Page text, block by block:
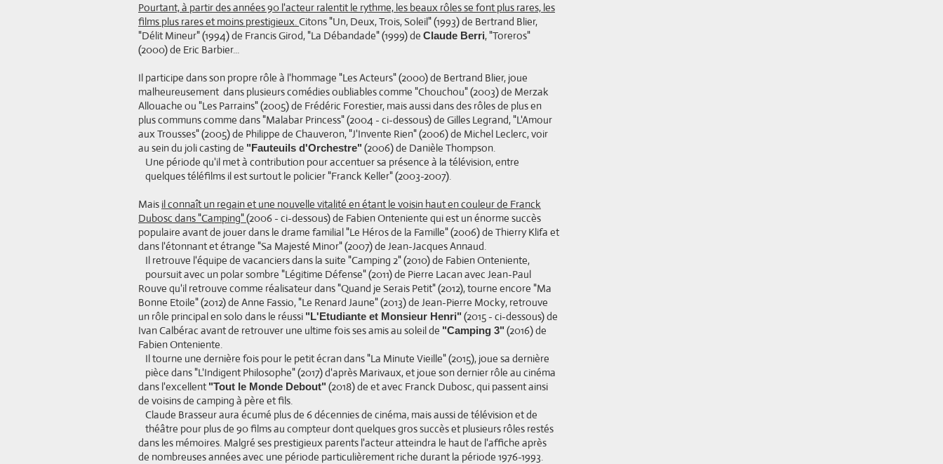
Pourtant, à partir des années 90 l'acteur ralentit le rythme, les beaux rôles se font plus rares, les
films plus rares et moins prestigieux.Citons "Un, Deux, Trois, Soleil" (1993) de Bertrand Blier,
"Délit Mineur" (1994) de Francis Girod, "La Débandade" (1999) de Claude Berri, "Toreros"
(2000) de Eric Barbier...
Il participe dans son propre rôle à l'hommage "Les Acteurs" (2000) de Bertrand Blier, joue
malheureusement dans plusieurs comédies oubliables comme "Chouchou" (2003) de Merzak
Allouache ou "Les Parrains" (2005) de Frédéric Forestier, mais aussi dans des rôles de plus en
plus communs comme dans "Malabar Princess" (2004 - ci-dessous) de Gilles Legrand, "L'Amour
aux Trousses" (2005) de Philippe de Chauveron, "J'Invente Rien" (2006) de Michel Leclerc, voir
au sein du joli casting de "Fauteuils d'Orchestre" (2006) de Danièle Thompson.
Une période qu'il met à contribution pour accentuer sa présence à la télévision, entre
quelques téléfilms il est surtout le policier "Franck Keller" (2003-2007).
Mais il connaît un regain et une nouvelle vitalité en étant le voisin haut en couleur de Franck
Dubosc dans "Camping"(2006 - ci-dessous) de Fabien Onteniente qui est un énorme succès
populaire avant de jouer dans le drame familial "Le Héros de la Famille" (2006) de Thierry Klifa et
dans l'étonnant et étrange "Sa Majesté Minor" (2007) de Jean-Jacques Annaud.
Il retrouve l'équipe de vacanciers dans la suite "Camping 2" (2010) de Fabien Onteniente,
poursuit avec un polar sombre "Légitime Défense" (2011) de Pierre Lacan avec Jean-Paul
Rouve qu'il retrouve comme réalisateur dans "Quand je Serais Petit" (2012), tourne encore "Ma
Bonne Etoile" (2012) de Anne Fassio, "Le Renard Jaune" (2013) de Jean-Pierre Mocky, retrouve
un rôle principal en solo dans le réussi "L'Etudiante et Monsieur Henri" (2015 - ci-dessous) de
Ivan Calbérac avant de retrouver une ultime fois ses amis au soleil de "Camping 3" (2016) de
Fabien Onteniente.
Il tourne une dernière fois pour le petit écran dans "La Minute Vieille" (2015), joue sa dernière
pièce dans "L'Indigent Philosophe" (2017) d'après Marivaux, et joue son dernier rôle au cinéma
dans l'excellent "Tout le Monde Debout" (2018) de et avec Franck Dubosc, qui passent ainsi
de voisins de camping à père et fils.
Claude Brasseur aura écumé plus de 6 décennies de cinéma, mais aussi de télévision et de
théâtre pour plus de 90 films au compteur dont quelques gros succès et plusieurs rôles restés
dans les mémoires. Malgré ses prestigieux parents l'acteur atteindra le haut de l'affiche après
de nombreuses années avec une période particulièrement riche durant la période 1976-1993.